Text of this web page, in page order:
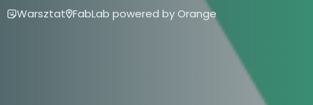
Warsztat FabLab powered by Orange